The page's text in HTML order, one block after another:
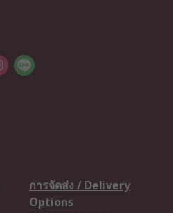
การจัดส่ง / Delivery
Options